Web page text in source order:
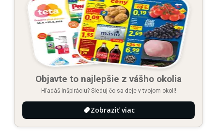
Objavte to najlepšie z vášho okolia
Hľadáš inšpiráciu? Sleduj čo sa deje v tvojom okolí!
Zobraziť viac